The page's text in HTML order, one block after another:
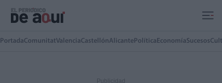
PortadaComunitatValenciaCastellónAlicante Política EconomíaSucesos